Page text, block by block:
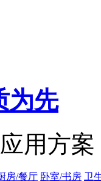
为先
用方
房/餐厅 卧室/书房 卫